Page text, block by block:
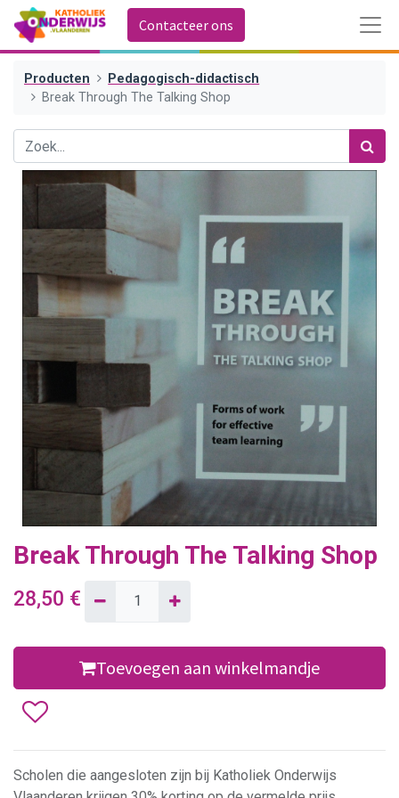
Contacteer ons
Producten
Pedagogisch-didactisch
Break Through The Talking Shop
Break Through The Talking Shop
28,50 €
Toevoegen aan winkelmandje
Scholen die aangesloten zijn bij Katholiek Onderwijs